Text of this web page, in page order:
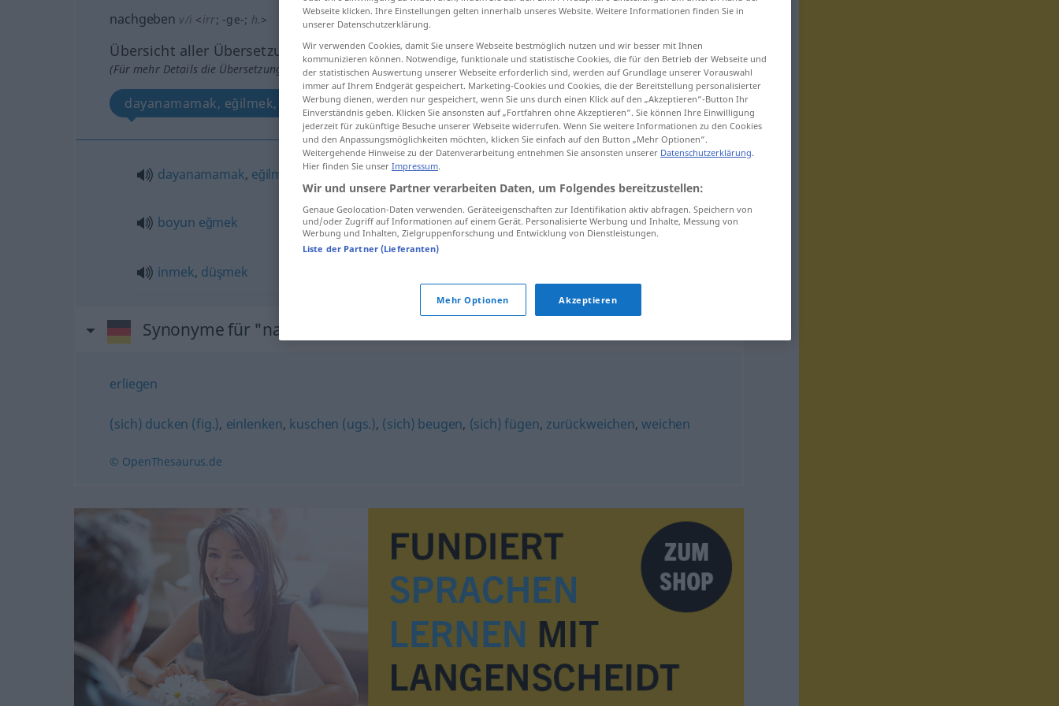
nachgeben v/i <irr; -ge-; h.>
Übersicht aller Übersetzungen
(Für mehr Details die Übersetzung anklicken/antippen)
dayanamamak, eğilmek, boyun eğmek, inmek, düşmek
dayanamamak, eğilmek
boyun eğmek nachgeben FIG
inmek, düşmek
Synonyme für "nachgeben"
erliegen
(sich) ducken (fig.), einlenken, kuschen (ugs.), (sich) beugen, (sich) fügen, zurückweichen,weichen
© OpenThesaurus.de
Webseite klicken. Ihre Einstellungen gelten innerhalb unseres Website. Weitere Informationen finden Sie in
unserer Datenschutzerklärung.
Wir verwenden Cookies, damit Sie unsere Webseite bestmöglich nutzen und wir besser mit Ihnen
kommunizieren können. Notwendige, funktionale und statistische Cookies, die für den Betrieb der Webseite und
der statistischen Auswertung unserer Webseite erforderlich sind, werden auf Grundlage unserer Vorauswahl
immer auf Ihrem Endgerät gespeichert. Marketing-Cookies und Cookies, die der Bereitstellung personalisierter
Werbung dienen, werden nur gespeichert, wenn Sie uns durch einen Klick auf den „Akzeptieren“-Button Ihr
Einverständnis geben. Klicken Sie ansonsten auf „Fortfahren ohne Akzeptieren“. Sie können Ihre Einwilligung
jederzeit für zukünftige Besuche unserer Webseite widerrufen. Wenn Sie weitere Informationen zu den Cookies
und den Anpassungsmöglichkeiten möchten, klicken Sie einfach auf den Button „Mehr Optionen“.
Weitergehende Hinweise zu der Datenverarbeitung entnehmen Sie ansonsten unserer Datenschutzerklärung.
Hier finden Sie unser Impressum.
Wir und unsere Partner verarbeiten Daten, um Folgendes bereitzustellen:
Genaue Geolocation-Daten verwenden. Geräteeigenschaften zur Identifikation aktiv abfragen. Speichern von
und/oder Zugriff auf Informationen auf einem Gerät. Personalisierte Werbung und Inhalte, Messung von
Werbung und Inhalten, Zielgruppenforschung und Entwicklung von Dienstleistungen.
Liste der Partner (Lieferanten)
Mehr Optionen Akzeptieren